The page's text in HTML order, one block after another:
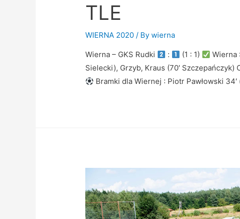
TLE
WIERNA 2020 / Bywierna
Wierna – GKS Rudki : (1 : 1)
Wierna
Sielecki), Grzyb, Kraus (70′ Szczepańczyk)
Bramki dla Wiernej : Piotr Pawłowski